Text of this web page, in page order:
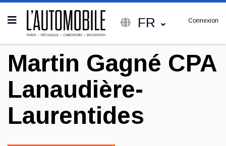
FR Connexion
Martin Gagné CPA
Lanaudière-
Laurentides